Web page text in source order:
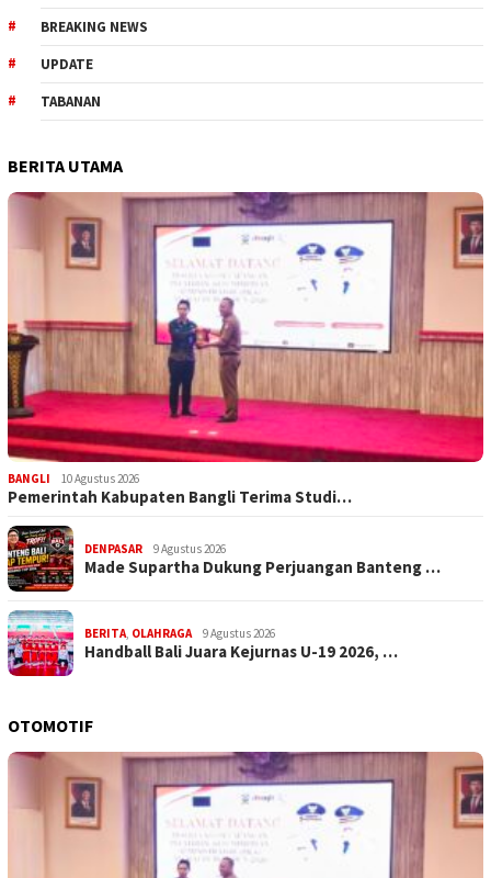
BREAKING NEWS
UPDATE
TABANAN
BERITA UTAMA
BANGLI 10 Agustus 2026
Pemerintah Kabupaten Bangli Terima Studi…
DENPASAR 9 Agustus 2026
Made Supartha Dukung Perjuangan Banteng …
BERITA OLAHRAGA 9 Agustus 2026
Handball Bali Juara Kejurnas U-19 2026, …
OTOMOTIF